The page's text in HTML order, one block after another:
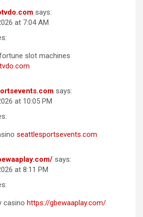
says:
at 7:04 AM
slot machines
says:
at 10:05 PM
seattlesportsevents.com
says:
at 8:11 PM
casino https://gbewaaplay.com/